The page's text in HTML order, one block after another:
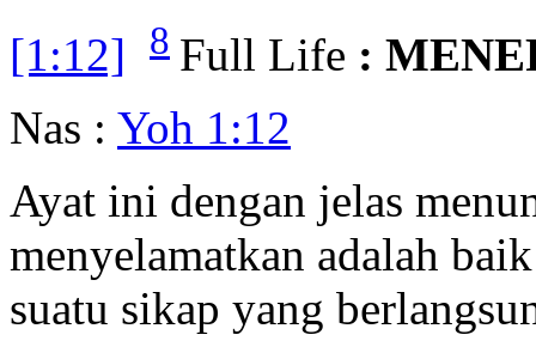
[1:12]
8 Full Life :
Nas : Yoh 1:12
Ayat ini dengan jelas
menyelamatkan adalah
suatu sikap yang